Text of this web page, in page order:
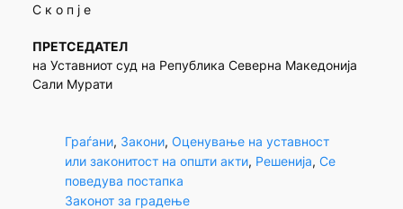
С к о п ј е
ПРЕТСЕДАТЕЛ
на Уставниот суд на Република Северна Македонија
Сали Мурати
Граѓани, Закони, Оценување на уставност
или законитост на општи акти, Решенија, Се
поведува постапка
Законот за градење